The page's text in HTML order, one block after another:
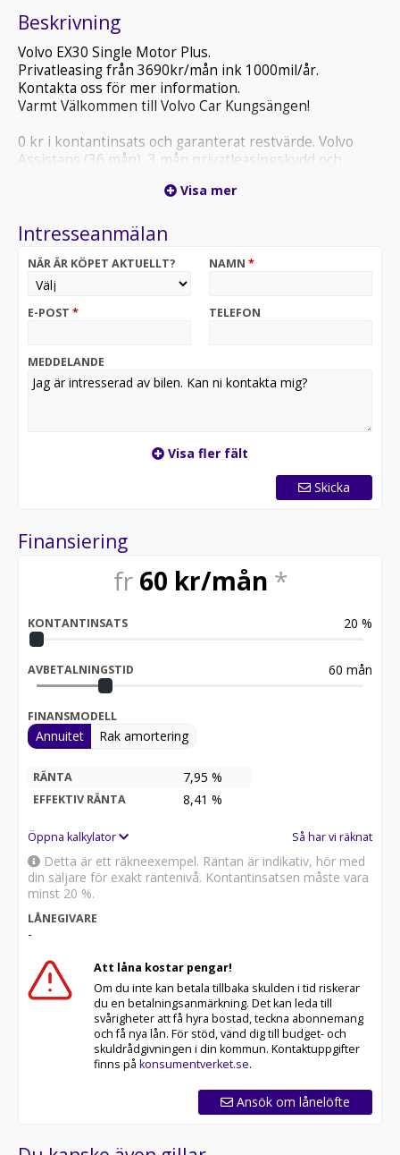
Beskrivning
Volvo EX30 Single Motor Plus.
Privatleasing från 3690kr/mån ink 1000mil/år.
Kontakta oss för mer information.
Varmt Välkommen till Volvo Car Kungsängen!
0 kr i kontantinsats och garanterat restvärde. Volvo
Assistans (36 mån), 3 mån privatleasingskydd och
påverkar det månadskostnaden, såväl uppåt som nedåt.
försäkring hos Volvia, fordonsskatt och
eventuellt onormalt slitage debiteras utöver
månadskostnaden vid avtalets slut.
Visa mer
Intresseanmälan
NÄR ÄR KÖPET AKTUELLT? NAMN *
E-POST * TELEFON
MEDDELANDE
Visa fler fält
Skicka
Finansiering
fr 60 kr/mån *
KONTANTINSATS 20 %
AVBETALNINGSTID 60 mån
FINANSMODELL
Annuitet Rak amortering
RÄNTA 7,95 %
EFFEKTIV RÄNTA 8,41 %
Öppna kalkylator Så har vi räknat
Detta är ett räkneexempel. Räntan är indikativ, hör med
din säljare för exakt räntenivå. Kontantinsatsen måste vara
minst 20 %.
LÅNEGIVARE
-
Att låna kostar pengar!
Om du inte kan betala tillbaka skulden i tid riskerar
du en betalningsanmärkning. Det kan leda till
svårigheter att få hyra bostad, teckna abonnemang
och få nya lån. För stöd, vänd dig till budget- och
skuldrådgivningen i din kommun. Kontaktuppgifter
finns på konsumentverket.se.
Ansök om lånelöfte